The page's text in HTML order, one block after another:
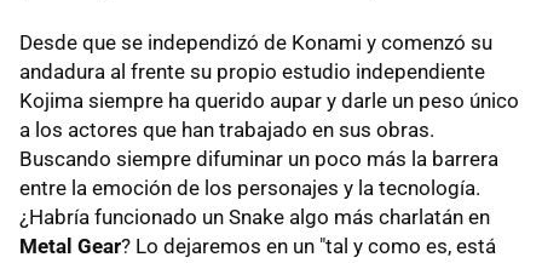
Desde que se independizó de Konami y comenzó su
andadura al frente su propio estudio independiente
Kojima siempre ha querido aupar y darle un peso único
a los actores que han trabajado en sus obras.
Buscando siempre difuminar un poco más la barrera
entre la emoción de los personajes y la tecnología.
¿Habría funcionado un Snake algo más charlatán en
Metal Gear? Lo dejaremos en un "tal y como es, está